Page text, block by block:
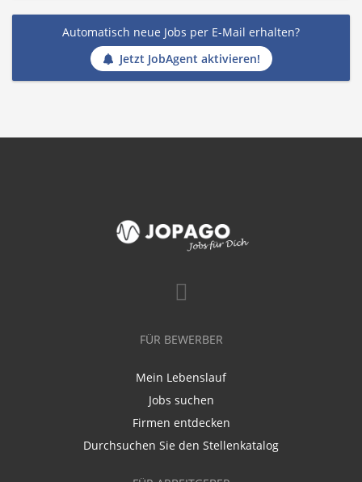
Automatisch neue Jobs per E-Mail erhalten?
Jetzt JobAgent aktivieren!
FÜR BEWERBER
Mein Lebenslauf
Jobs suchen
Firmen entdecken
Durchsuchen Sie den Stellenkatalog